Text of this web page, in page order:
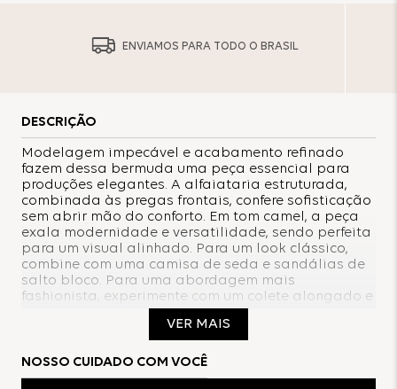
ENVIAMOS PARA TODO O BRASIL
DESCRIÇÃO
Modelagem impecável e acabamento refinado
fazem dessa bermuda uma peça essencial para
produções elegantes. A alfaiataria estruturada,
combinada às pregas frontais, confere sofisticação
sem abrir mão do conforto. Em tom camel, a peça
exala modernidade e versatilidade, sendo perfeita
para um visual alinhado. Para um look clássico,
combine com uma camisa de seda e sandálias de
salto bloco. Para uma abordagem mais
fashionista, experimente com um colete alongado e
scarpins metalizados.
92%Poliéster
VER MAIS
NOSSO CUIDADO COM VOCÊ